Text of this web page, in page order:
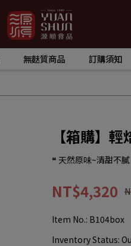
無麩質商品 訂購須知
【箱購】
❝ 天然原味~清甜不膩
NT$4,320
Item No.: B104box
Inventory Status: